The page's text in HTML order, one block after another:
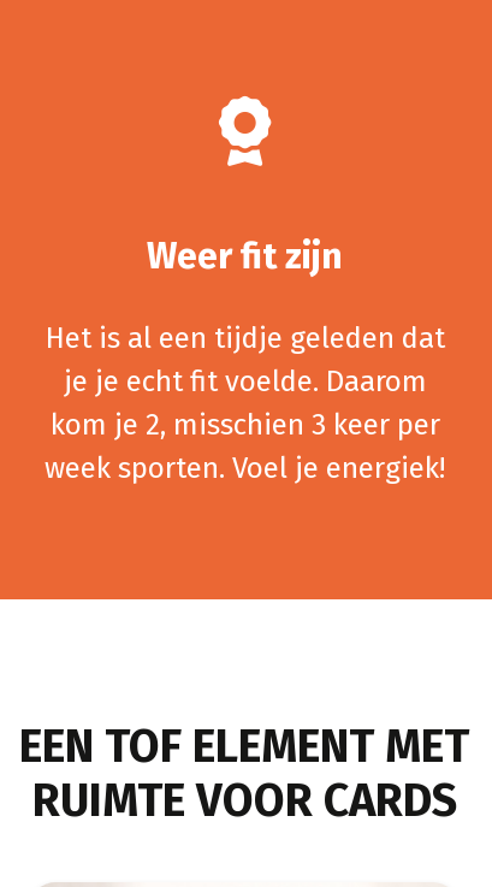
Weer fit zijn
Het is al een tijdje geleden dat
je je echt fit voelde. Daarom
kom je 2, misschien 3 keer per
week sporten. Voel je energiek!
EEN TOF ELEMENT MET
RUIMTE VOOR CARDS